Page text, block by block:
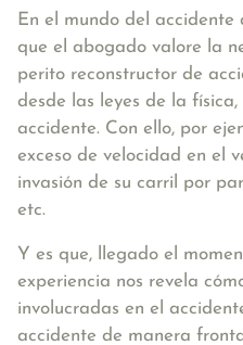
En el mundo del accidente
que el abogado valore la
perito reconstructor de
desde las leyes de la
accidente. Con ello, por
exceso de velocidad en el
invasión de su carril por
etc.
Y es que, llegado el
experiencia nos revela
involucradas en el
accidente de manera